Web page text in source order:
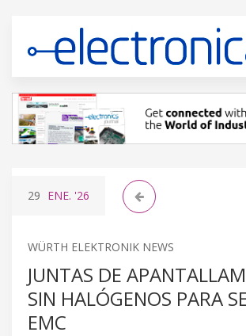
29 ENE. '26
WÜRTH ELEKTRONIK NEWS
JUNTAS DE
SIN HALÓGENOS PARA
EMC